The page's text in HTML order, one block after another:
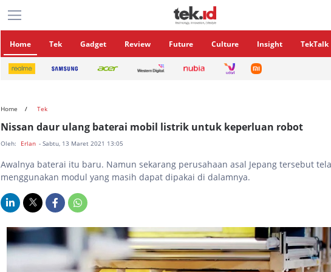
Home Tek Gadget Review Future Culture Insight TekTalk
Home Tek
Nissan daur ulang baterai mobil listrik untuk keperluan robot
Oleh: Erlan - Sabtu, 13 Maret 2021 13:05
Awalnya baterai itu baru. Namun sekarang perusahaan asal Jepang tersebut
menggunakan modul yang masih dapat dipakai di dalamnya.